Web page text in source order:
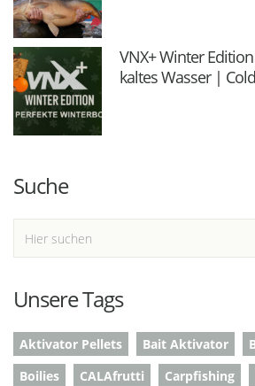
VNX+ Winter
kaltes Wasser |
Suche
Unsere Tags
Aktivator Pellets Bait Aktivator
Boilies
CALAfrutti Carpfishing